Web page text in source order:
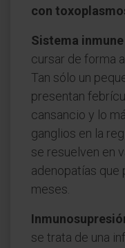
con
Sistema
cursar de forma
Tan sólo un
presentan
cansancio y lo
ganglios en la
se resuelven en
adenopatías que
meses.
se trata de una